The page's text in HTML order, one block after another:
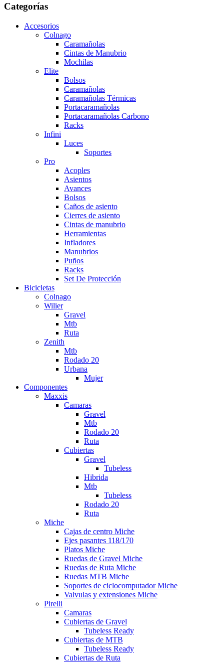
Categorías
Accesorios
Colnago
Caramañolas
Cintas de Manubrio
Mochilas
Elite
Bolsos
Caramañolas
Caramañolas Térmicas
Portacaramañolas
Portacaramañolas Carbono
Racks
Infini
Luces
Soportes
Pro
Acoples
Asientos
Avances
Bolsos
Caños de asiento
Cierres de asiento
Cintas de manubrio
Herramientas
Infladores
Manubrios
Puños
Racks
Set De Protección
Bicicletas
Colnago
Wilier
Gravel
Mtb
Ruta
Zenith
Mtb
Rodado 20
Urbana
Mujer
Componentes
Maxxis
Camaras
Gravel
Mtb
Rodado 20
Ruta
Cubiertas
Gravel
Tubeless
Hibrida
Mtb
Tubeless
Rodado 20
Ruta
Miche
Cajas de centro Miche
Ejes pasantes 118/170
Platos Miche
Ruedas de Gravel Miche
Ruedas de Ruta Miche
Ruedas MTB Miche
Soportes de ciclocomputador Miche
Valvulas y extensiones Miche
Pirelli
Camaras
Cubiertas de Gravel
Tubeless Ready
Cubiertas de MTB
Tubeless Ready
Cubiertas de Ruta